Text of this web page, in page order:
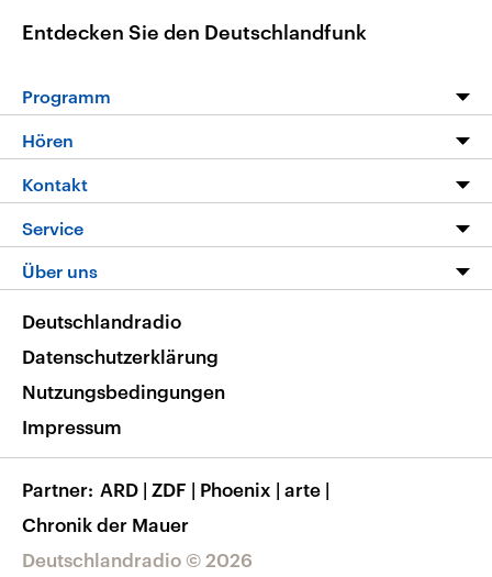
Entdecken Sie den Deutschlandfunk
Programm
Die Nachrichten
Nachrichtenleicht
Neue Beiträge auf dlf.de
Hören
Livestream
Podcasts
Deutschlandfunk App
Nachrichten App
Frequenzen
Kontakt
Service
FAQ
Veranstaltungen
Musikliste
RSS
Über uns
Barrierefreiheit
Deutschlandradio © 2026
Deutschlandradio
Datenschutzerklärung
Nutzungsbedingungen
Impressum
Partner ARD | ZDF | Phoenix | arte |
Chronik der Mauer